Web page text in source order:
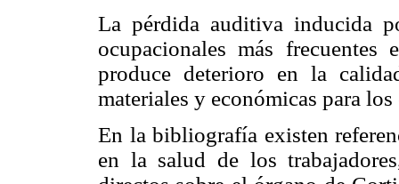
La pérdida auditiva inducida
ocupacionales más frecuentes
produce deterioro en la
materiales y económicas para
En la bibliografía existen
en la salud de los